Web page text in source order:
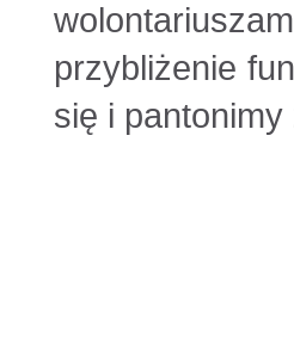
przybliżenie
się i